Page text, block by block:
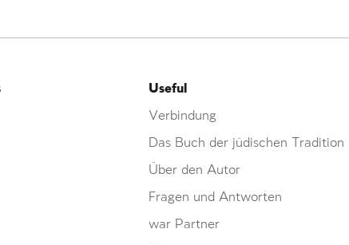
Useful
Verbindung
Das Buch der jüdischen Tradition
Über den Autor
Fragen und Antworten
war Partner